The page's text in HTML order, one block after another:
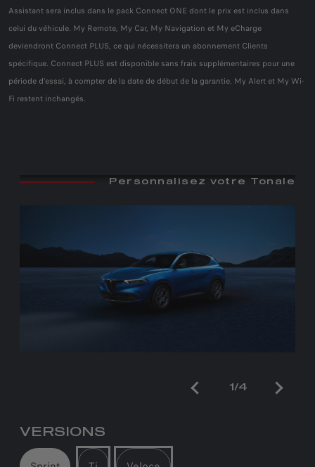
Assistant sera inclus dans le pack Connect ONE dont le prix est inclus dans
celui du véhicule. My Remote, My Car, My Navigation et My eCharge
deviendront Connect PLUS, ce qui nécessitera un abonnement Clients
spécifique. Connect PLUS est disponible sans frais supplémentaires pour une
période d'essai, à compter de la date de début de la garantie. My Alert et My Wi-
Fi restent inchangés.
Personnalisez votre Tonale
1/4
VERSIONS